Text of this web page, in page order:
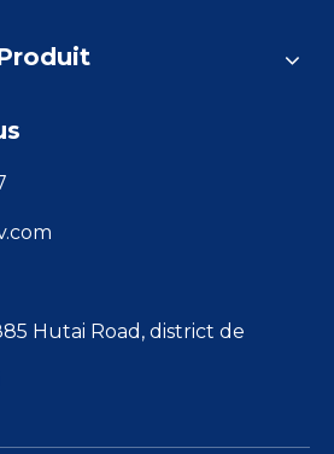
Hutai Road, district de